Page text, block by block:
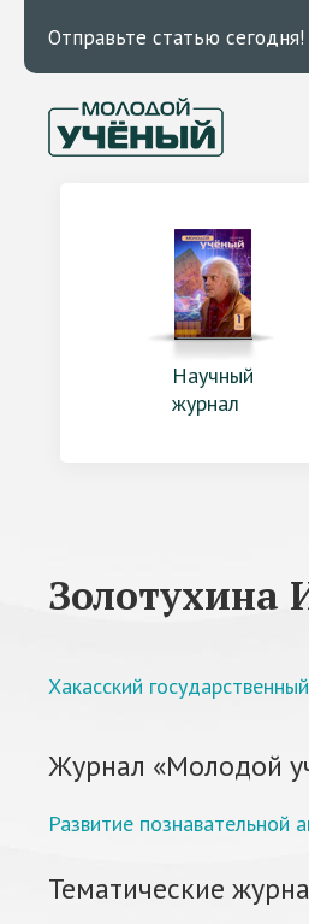
Отправьте статью сегодня!
Научный
журнал
Золотухина
Хакасский
Журнал «Молодой
Развитие познавательной
Тематические